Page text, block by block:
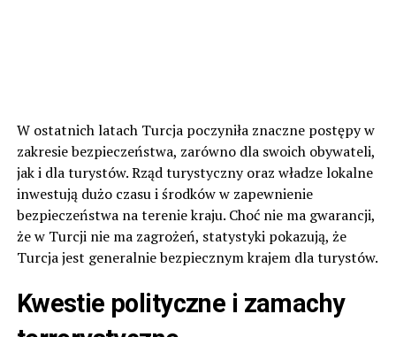
W ostatnich latach Turcja poczyniła znaczne postępy w
zakresie bezpieczeństwa, zarówno dla swoich obywateli,
jak i dla turystów. Rząd turystyczny oraz władze lokalne
inwestują dużo czasu i środków w zapewnienie
bezpieczeństwa na terenie kraju. Choć nie ma gwarancji,
że w Turcji nie ma zagrożeń, statystyki pokazują, że
Turcja jest generalnie bezpiecznym krajem dla turystów.
Kwestie polityczne i zamachy